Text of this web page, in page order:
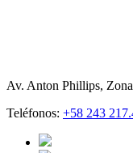
Av. Anton Phillips,
Teléfonos: +58 243